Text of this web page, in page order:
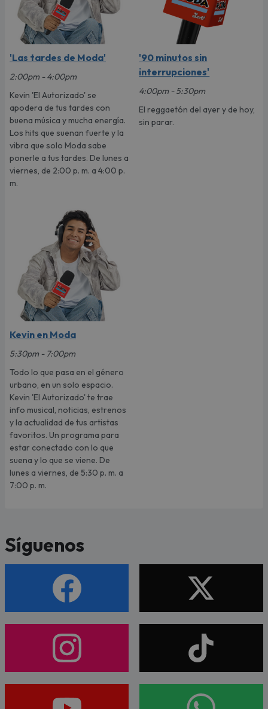
'Las tardes de Moda'
2:00pm - 4:00pm
Kevin 'El Autorizado' se
apodera de tus tardes con
buena música y mucha energía.
Los hits que suenan fuerte y la
vibra que solo Moda sabe
ponerle a tus tardes. De lunes a
viernes, de 2:00 p. m. a 4:00 p.
m.
'90 minutos sin
interrupciones'
4:00pm - 5:30pm
El reggaetón del ayer y de hoy,
sin parar.
Kevin en Moda
5:30pm - 7:00pm
Todo lo que pasa en el género
urbano, en un solo espacio.
Kevin 'El Autorizado' te trae
info musical, noticias, estrenos
y la actualidad de tus artistas
favoritos. Un programa para
estar conectado con lo que
suena y lo que se viene. De
lunes a viernes, de 5:30 p. m. a
7:00 p. m.
Síguenos